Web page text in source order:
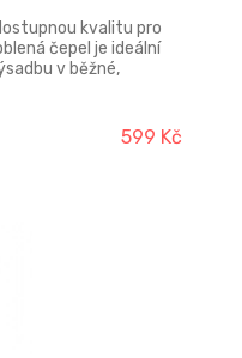
kvalitu pro
čepel je ideální
v běžné,
ve tvaru D je
rukavicích i bez nich.
599 Kč